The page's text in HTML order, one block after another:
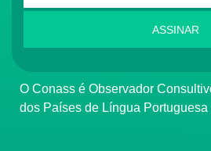
ASSINAR
O Conass é Observador Consultivo da Comunidade
dos Países de Língua Portuguesa